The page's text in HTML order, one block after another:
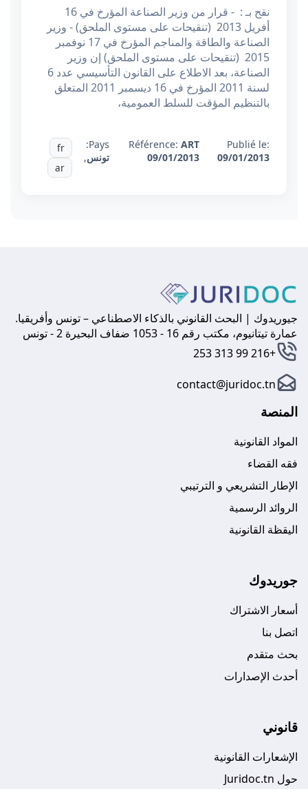
نقح بـ : - قرار من وزير الصناعة المؤرخ في 16
أفريل 2013 (تنقيحات على مستوى الملحق) - وزير
الصناعة والطاقة والمناجم المؤرخ في 17 نوفمبر
2015 (تنقيحات على مستوى الملحق) إن وزير
الصناعة، بعد الاطلاع على القانون التأسيسي عدد 6
لسنة 2011 المؤرخ في 16 ديسمبر 2011 المتعلق
بالتنظيم المؤقت للسلط العمومية،
Publié le:
09/01/2013
Référence:ART
09/01/2013
Pays:
تونس,
fr
ar
جيوريدوك | البحث القانوني بالذكاء الاصطناعي – تونس وأفريقيا.
عمارة تيتانيوم، مكتب رقم 16 - 1053 ضفاف البحيرة 2 - تونس
+216 99 313 253
contact@juridoc.tn
المنصة
المواد القانونية
فقه القضاء
الإطار التشريعي و الترتيبي
الروائد الرسمية
اليقظة القانونية
جوريدوك
أسعار الاشتراك
اتصل بنا
بحث متقدم
أحدث الإصدارات
قانوني
الإشعارات القانونية
حول Juridoc.tn